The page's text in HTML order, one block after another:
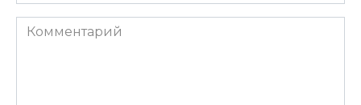
Комментарий